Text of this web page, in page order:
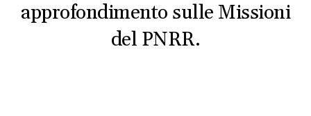
approfondimento sulle Missioni
del PNRR.